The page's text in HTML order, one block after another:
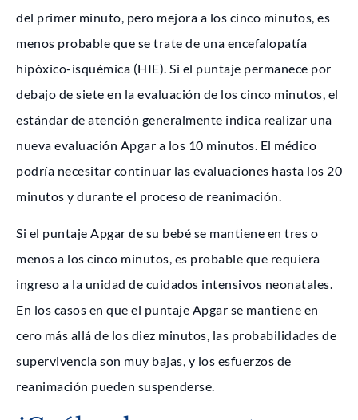
del primer minuto, pero mejora a los cinco minutos, es
menos probable que se trate de una encefalopatía
hipóxico-isquémica (HIE). Si el puntaje permanece por
debajo de siete en la evaluación de los cinco minutos, el
estándar de atención generalmente indica realizar una
nueva evaluación Apgar a los 10 minutos. El médico
podría necesitar continuar las evaluaciones hasta los 20
minutos y durante el proceso de reanimación.
Si el puntaje Apgar de su bebé se mantiene en tres o
menos a los cinco minutos, es probable que requiera
ingreso a la unidad de cuidados intensivos neonatales.
En los casos en que el puntaje Apgar se mantiene en
cero más allá de los diez minutos, las probabilidades de
supervivencia son muy bajas, y los esfuerzos de
reanimación pueden suspenderse.